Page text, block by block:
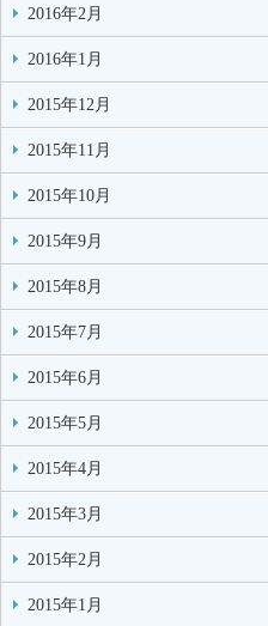
2016年2月
2016年1月
2015年12月
2015年11月
2015年10月
2015年9月
2015年8月
2015年7月
2015年6月
2015年5月
2015年4月
2015年3月
2015年2月
2015年1月